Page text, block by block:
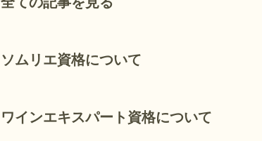
ソムリエ資格について
ワインエキスパート資格について